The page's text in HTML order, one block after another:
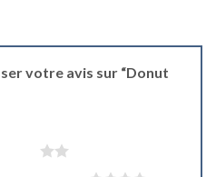
votre avis sur “Donut